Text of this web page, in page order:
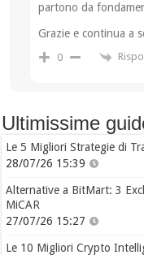
partono da
Grazie e continua a
0
Ultimissime
Le 5 Migliori Strategie di
28/07/26 15:39
Alternative a BitMart: 3
MiCAR
27/07/26 15:27
Le 10 Migliori Crypto